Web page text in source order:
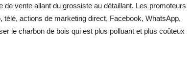
vente allant du grossiste au détaillant. Les promoteurs
actions de marketing direct, Facebook, WhatsApp,
le charbon de bois qui est plus polluant et plus coûteux